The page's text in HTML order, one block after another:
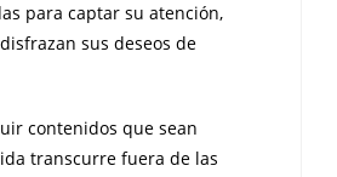
para captar su atención,
sus deseos de
contenidos que sean
transcurre fuera de las